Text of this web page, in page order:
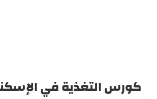
كورس التغذية في